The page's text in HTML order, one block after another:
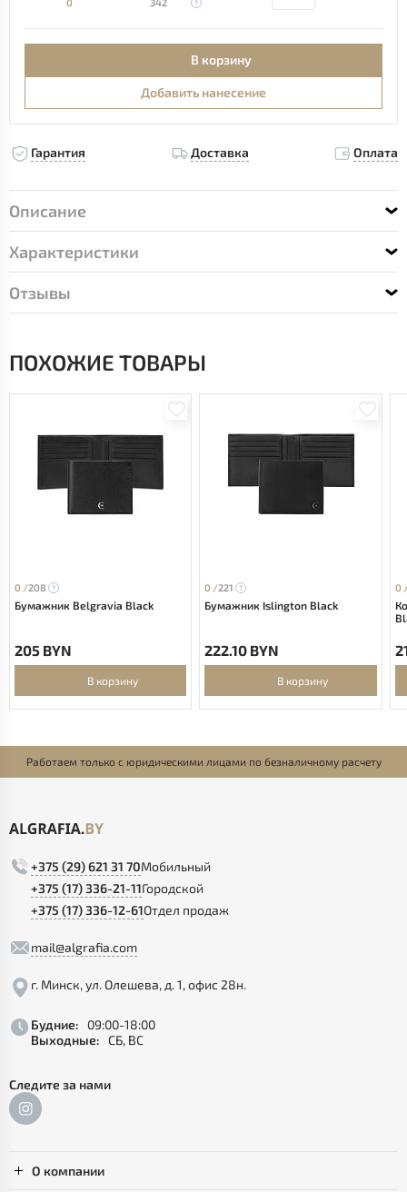
В корзину
Добавить нанесение
Гарантия Доставка Оплата
Описание
Характеристики
Отзывы
ПОХОЖИЕ ТОВАРЫ
0 /208
Бумажник Belgravia Black
205 BYN
В корзину
0 /221
Бумажник Islington Black
222.10 BYN
В корзину
0
Работаем только с юридическими лицами по безналичному расчету
+375 (29) 621 31 70Мобильный
+375 (17) 336-21-11Городской
+375 (17) 336-12-61Отдел продаж
mail@algrafia.com
г. Минск, ул. Олешева, д. 1, офис 28н.
Будние:
09:00-18:00
Выходные: СБ, ВС
Следите за нами
О компании